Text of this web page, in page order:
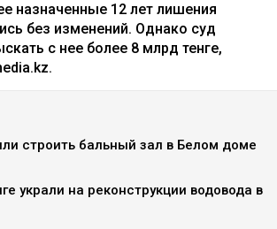
назначенные 12 лет лишения
без изменений. Однако суд
с нее более 8 млрд тенге,
строить бальный зал в Белом доме
украли на реконструкции водовода в